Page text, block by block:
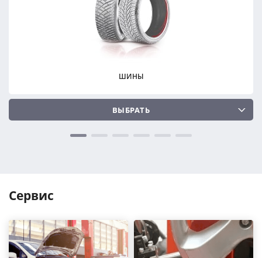
Сбросить
ПОДОБРАТЬ
Сбросить
ШИНЫ
ВЫБРАТЬ
Сервис